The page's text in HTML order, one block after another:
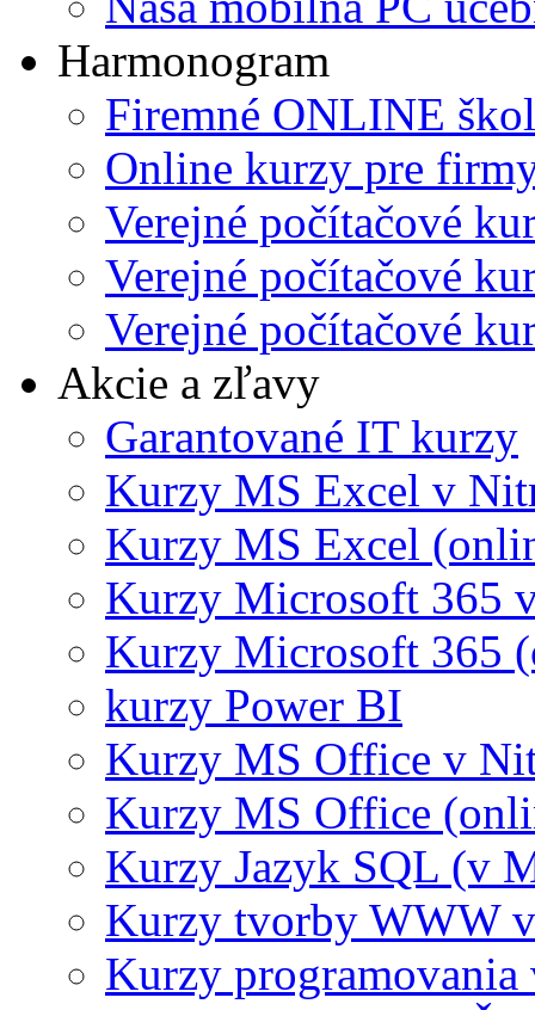
Harmonogram
Firemné ONLINE
Online kurzy pre
Verejné počítačové
Verejné počítačové
Verejné počítačové
Akcie a zľavy
Garantované IT kurzy
Kurzy MS Excel v
Kurzy MS Excel
Kurzy Microsoft 365
Kurzy Microsoft 365
kurzy Power BI
Kurzy MS Office v
Kurzy MS Office
Kurzy Jazyk SQL (v
Kurzy tvorby WWW
Kurzy